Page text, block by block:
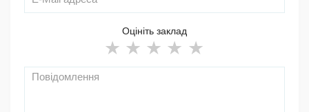
Оцініть заклад